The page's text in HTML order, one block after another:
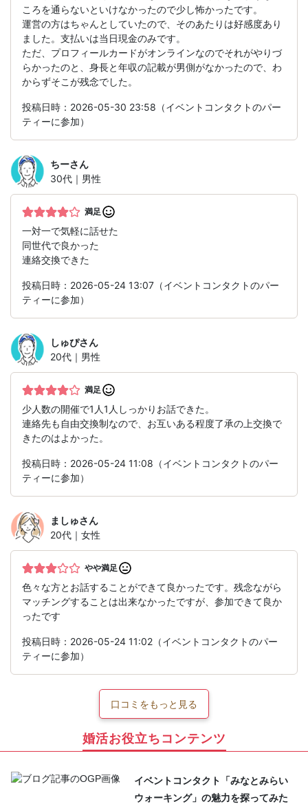
ころを通らないといけなかったので少し怖かったです。
運営の方はちゃんとしていたので、そのあたりは好感度あり
ました。支払いは当日現金のみです。
ただ、プロフィールカードがオンラインなのでそれがやりづ
らかったのと、身長と年収の記載が男側がなかったので、わ
からずそこが残念でした。
投稿日時：2026-05-30 23:58（イベントコンタクトのパー
ティーに参加）
ちーさん
30代｜男性
満足
一対一で気軽に話せた
同世代で良かった
連絡交換できた
投稿日時：2026-05-24 13:07（イベントコンタクトのパー
ティーに参加）
しゅぴさん
20代｜男性
満足
少人数の開催で1人1人しっかりお話できた。
連絡先も自由交換制なので、お互いある程度了承の上交換で
きたのはよかった。
投稿日時：2026-05-24 11:08（イベントコンタクトのパー
ティーに参加）
ましゅさん
20代｜女性
やや満足
色々な方とお話することができて良かったです。残念ながら
マッチングすることは出来なかったですが、参加できて良か
ったです
投稿日時：2026-05-24 11:02（イベントコンタクトのパー
ティーに参加）
口コミをもっと見る
婚活お役立ちコンテンツ
イベントコンタクト「みなとみらい
ウォーキング」の魅力を探ってみた